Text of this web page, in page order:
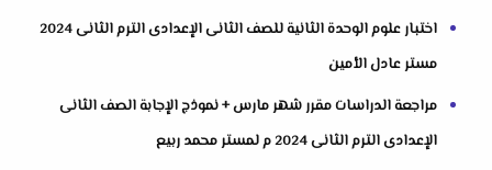
اختبار علوم الوحدة الثانية للصف الثانى الإعدادى الترم الثانى 2024
مستر عادل الأمين
مراجعة الدراسات مقرر شهر مارس + نموذج الإجابة الصف الثانى
الإعدادى الترم الثانى 2024 م لمستر محمد ربيع